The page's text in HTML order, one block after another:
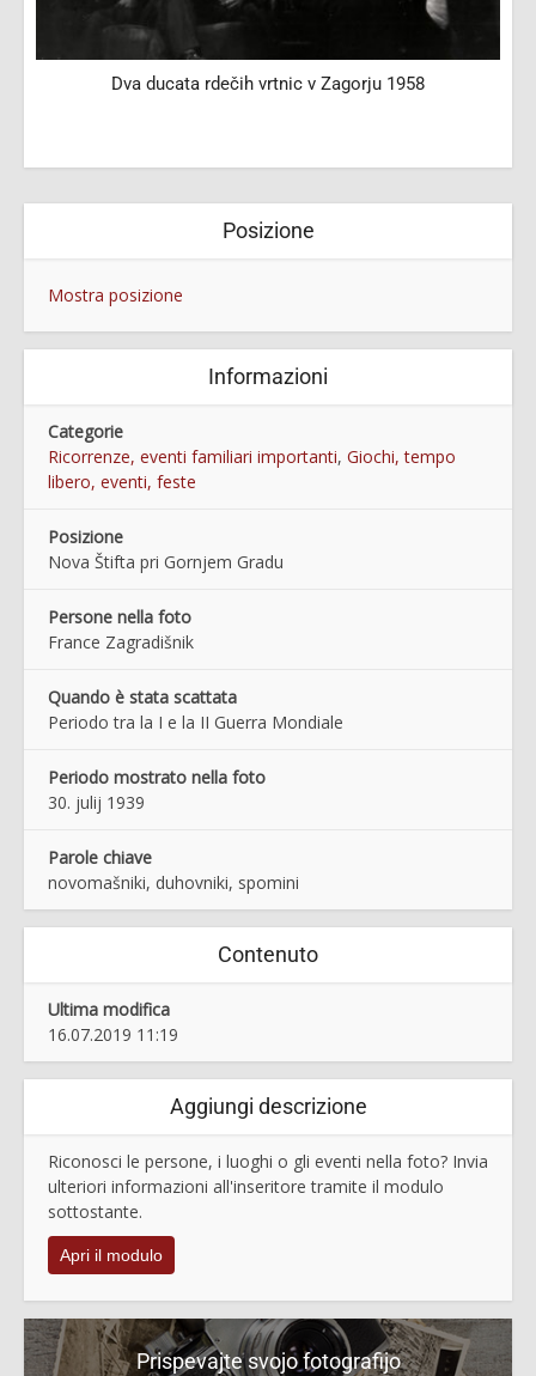
Dva ducata rdečih vrtnic v Zagorju 1958
Posizione
Mostra posizione
Informazioni
Categorie
Ricorrenze, eventi familiari importanti, Giochi, tempo
libero, eventi, feste
Posizione
Nova Štifta pri Gornjem Gradu
Persone nella foto
France Zagradišnik
Quando è stata scattata
Periodo tra la I e la II Guerra Mondiale
Periodo mostrato nella foto
30. julij 1939
Parole chiave
novomašniki, duhovniki, spomini
Contenuto
Ultima modifica
16.07.2019 11:19
Aggiungi descrizione
Riconosci le persone, i luoghi o gli eventi nella foto? Invia
ulteriori informazioni all'inseritore tramite il modulo
sottostante.
Apri il modulo
Prispevajte svojo fotografijo